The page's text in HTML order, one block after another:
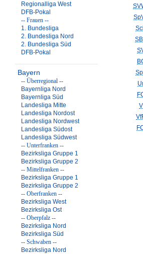
Regionalliga West
DFB-Pokal
-- Frauen --
1. Bundesliga
2. Bundesliga Nord
2. Bundesliga Süd
DFB-Pokal
Bayern
-- Überregional --
Bayernliga Nord
Bayernliga Süd
Landesliga Mitte
Landesliga Nordost
Landesliga Nordwest
Landesliga Südost
Landesliga Südwest
-- Unterfranken --
Bezirksliga Gruppe 1
Bezirksliga Gruppe 2
-- Mittelfranken --
Bezirksliga Gruppe 1
Bezirksliga Gruppe 2
-- Oberfranken --
Bezirksliga West
Bezirksliga Ost
-- Oberpfalz --
Bezirksliga Nord
Bezirksliga Süd
-- Schwaben --
Bezirksliga Nord